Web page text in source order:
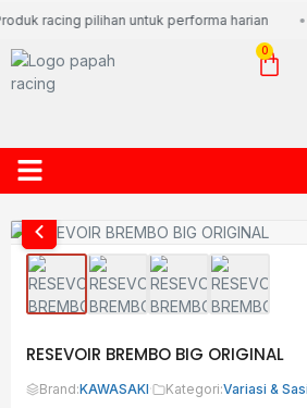
racing pilihan untuk performa harian
0
RESEVOIR BREMBO BIG ORIGINAL
Brand:KAWASAKI· Kategori:Variasi &